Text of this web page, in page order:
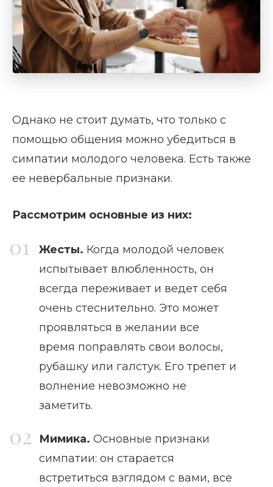
Однако не стоит думать, что только с
помощью общения можно убедиться в
симпатии молодого человека. Есть также
ее невербальные признаки.
Рассмотрим основные из них:
Жесты. Когда молодой человек
испытывает влюбленность, он
всегда переживает и ведет себя
очень стеснительно. Это может
проявляться в желании все
время поправлять свои волосы,
рубашку или галстук. Его трепет и
волнение невозможно не
заметить.
Мимика. Основные признаки
симпатии: он старается
встретиться взглядом с вами, все